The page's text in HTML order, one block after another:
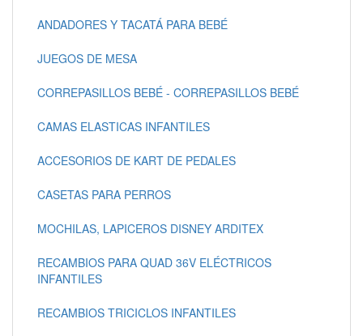
ANDADORES Y TACATÁ PARA BEBÉ
JUEGOS DE MESA
CORREPASILLOS BEBÉ - CORREPASILLOS BEBÉ
CAMAS ELASTICAS INFANTILES
ACCESORIOS DE KART DE PEDALES
CASETAS PARA PERROS
MOCHILAS, LAPICEROS DISNEY ARDITEX
RECAMBIOS PARA QUAD 36V ELÉCTRICOS
INFANTILES
RECAMBIOS TRICICLOS INFANTILES